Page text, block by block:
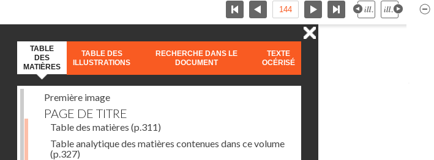
TABLE
DES
MATIÈRES
TABLE DES
ILLUSTRATIONS
RECHERCHE DANS LE
DOCUMENT
TEXTE
OCÉRISÉ
Première image
PAGE DE TITRE
Table des matières (p.311)
Table analytique des matières contenues dans ce volume
(p.327)